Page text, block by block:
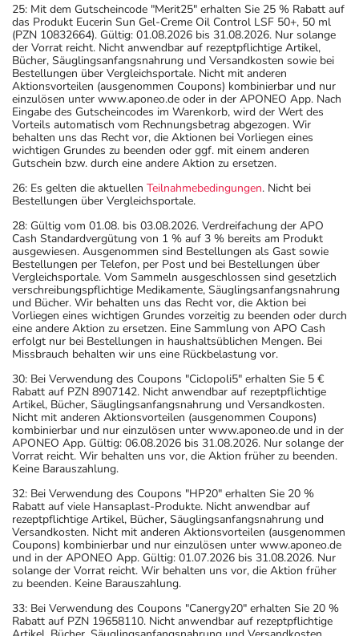
25: Mit dem Gutscheincode "Merit25" erhalten Sie 25 % Rabatt auf
das Produkt Eucerin Sun Gel-Creme Oil Control LSF 50+, 50 ml
(PZN 10832664). Gültig: 01.08.2026 bis 31.08.2026. Nur solange
der Vorrat reicht. Nicht anwendbar auf rezeptpflichtige Artikel,
Bücher, Säuglingsanfangsnahrung und Versandkosten sowie bei
Bestellungen über Vergleichsportale. Nicht mit anderen
Aktionsvorteilen (ausgenommen Coupons) kombinierbar und nur
einzulösen unter www.aponeo.de oder in der APONEO App. Nach
Eingabe des Gutscheincodes im Warenkorb, wird der Wert des
Vorteils automatisch vom Rechnungsbetrag abgezogen. Wir
behalten uns das Recht vor, die Aktionen bei Vorliegen eines
wichtigen Grundes zu beenden oder ggf. mit einem anderen
Gutschein bzw. durch eine andere Aktion zu ersetzen.
26: Es gelten die aktuellen Teilnahmebedingungen. Nicht bei
Bestellungen über Vergleichsportale.
28: Gültig vom 01.08. bis 03.08.2026. Verdreifachung der APO
Cash Standardvergütung von 1 % auf 3 % bereits am Produkt
ausgewiesen. Ausgenommen sind Bestellungen als Gast sowie
Bestellungen per Telefon, per Post und bei Bestellungen über
Vergleichsportale. Vom Sammeln ausgeschlossen sind gesetzlich
verschreibungspflichtige Medikamente, Säuglingsanfangsnahrung
und Bücher. Wir behalten uns das Recht vor, die Aktion bei
Vorliegen eines wichtigen Grundes vorzeitig zu beenden oder durch
eine andere Aktion zu ersetzen. Eine Sammlung von APO Cash
erfolgt nur bei Bestellungen in haushaltsüblichen Mengen. Bei
Missbrauch behalten wir uns eine Rückbelastung vor.
30: Bei Verwendung des Coupons "Ciclopoli5" erhalten Sie 5 €
Rabatt auf PZN 8907142. Nicht anwendbar auf rezeptpflichtige
Artikel, Bücher, Säuglingsanfangsnahrung und Versandkosten.
Nicht mit anderen Aktionsvorteilen (ausgenommen Coupons)
kombinierbar und nur einzulösen unter www.aponeo.de und in der
APONEO App. Gültig: 06.08.2026 bis 31.08.2026. Nur solange der
Vorrat reicht. Wir behalten uns vor, die Aktion früher zu beenden.
Keine Barauszahlung.
32: Bei Verwendung des Coupons "HP20" erhalten Sie 20 %
Rabatt auf viele Hansaplast-Produkte. Nicht anwendbar auf
rezeptpflichtige Artikel, Bücher, Säuglingsanfangsnahrung und
Versandkosten. Nicht mit anderen Aktionsvorteilen (ausgenommen
Coupons) kombinierbar und nur einzulösen unter www.aponeo.de
und in der APONEO App. Gültig: 01.07.2026 bis 31.08.2026. Nur
solange der Vorrat reicht. Wir behalten uns vor, die Aktion früher
zu beenden. Keine Barauszahlung.
33: Bei Verwendung des Coupons "Canergy20" erhalten Sie 20 %
Rabatt auf PZN 19658110. Nicht anwendbar auf rezeptpflichtige